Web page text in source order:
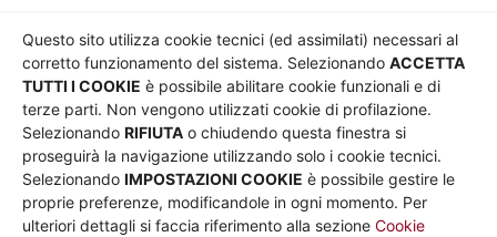
Questo sito utilizza cookie tecnici (ed assimilati) necessari al
corretto funzionamento del sistema. Selezionando ACCETTA
TUTTI I COOKIE è possibile abilitare cookie funzionali e di
terze parti. Non vengono utilizzati cookie di profilazione.
Selezionando RIFIUTA o chiudendo questa finestra si
proseguirà la navigazione utilizzando solo i cookie tecnici.
Selezionando IMPOSTAZIONI COOKIE è possibile gestire le
proprie preferenze, modificandole in ogni momento. Per
ulteriori dettagli si faccia riferimento alla sezione Cookie
Chi siamo
Governance
Whistleblowing
Co-Marketing
Social media policy
Informativa Cookie
Informativa Sito web e
social media
Privacy
Parità di genere
Amministrazione
trasparente
Bandi e gare
Note legali